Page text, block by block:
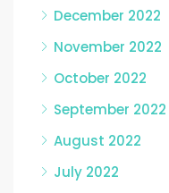
December 2022
November 2022
October 2022
September 2022
August 2022
July 2022